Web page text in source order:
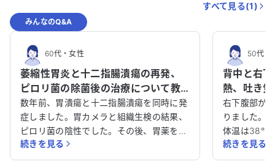
すべて見る(1)
みんなのQ&A
60代・女性
萎縮性胃炎と十二指腸潰瘍の再発、
ピロリ菌の除菌後の治療について教
えてください。
数年前、胃潰瘍と十二指腸潰瘍を同時に発
症しました。胃カメラと組織生検の結果、
ピロリ菌の陰性でした。その後、胃薬を服
用し、一時的に回復しましたが、昨年から
再び胃痛に悩まされるようになりました。
続きを見る
50代・
背中と右
熱、吐き
べきでし
右下腹部が4
りました。
体温は38℃
もあります
を受診すれ
続きを見る